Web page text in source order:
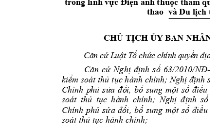
thao và Du lịch
CHỦ TỊCH ỦY BAN NHÂN
Căn cứLuật Tổ chức chính quyền địa
Căn cứ Nghị định số 63/2010/NĐ-
kiểm soát thủ tục hành chính; Nghị định số
Chính phủ sửa đổi, bổ sung một số điều
soát thủ tục hành chính; Nghị định số
Chính phủ sửa đổi, bổ sung một số điều
soát thủ tục hành chính;